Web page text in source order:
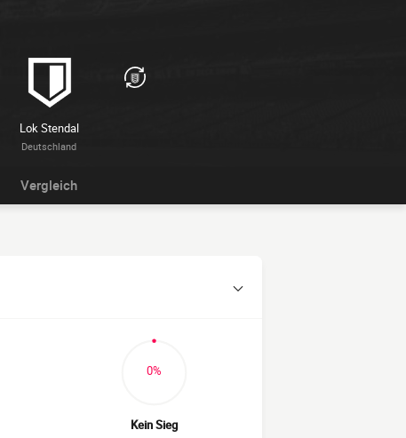
Lok Stendal
Deutschland
Vergleich
0%
Kein Sieg